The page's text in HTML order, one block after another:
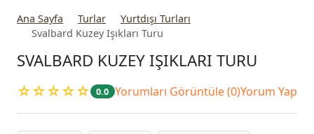
Ana Sayfa Turlar
Yurtdışı Turları
Svalbard Kuzey Işıkları Turu
SVALBARD KUZEY IŞIKLARI TURU
☆☆☆☆☆ 0.0 Yorumları Görüntüle (0)Yorum Yap